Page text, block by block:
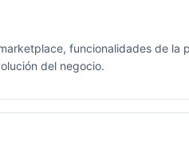
funcionalidades de
del negocio.